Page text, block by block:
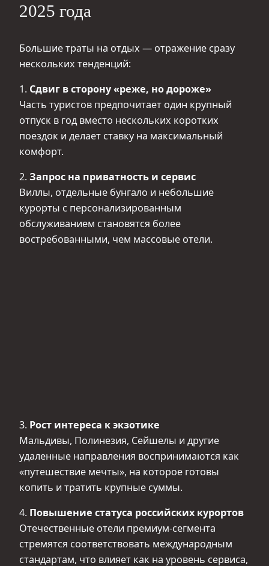
2025 года
Большие траты на отдых — отражение сразу
нескольких тенденций:
1. Сдвиг в сторону «реже, но дороже»
Часть туристов предпочитает один крупный
отпуск в год вместо нескольких коротких
поездок и делает ставку на максимальный
комфорт.
2. Запрос на приватность и сервис
Виллы, отдельные бунгало и небольшие
курорты с персонализированным
обслуживанием становятся более
востребованными, чем массовые отели.
3. Рост интереса к экзотике
Мальдивы, Полинезия, Сейшелы и другие
удаленные направления воспринимаются как
«путешествие мечты», на которое готовы
копить и тратить крупные суммы.
4. Повышение статуса российских курортов
Отечественные отели премиум-сегмента
стремятся соответствовать международным
стандартам, что влияет как на уровень сервиса,